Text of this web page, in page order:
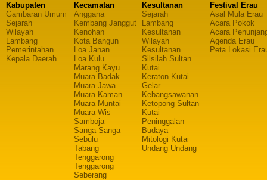
Kabupaten
Gambaran Umum
Sejarah
Wilayah
Lambang
Pemerintahan
Kepala Daerah
Kecamatan
Anggana
Kembang Janggut
Kenohan
Kota Bangun
Loa Janan
Loa Kulu
Marang Kayu
Muara Badak
Muara Jawa
Muara Kaman
Muara Muntai
Muara Wis
Samboja
Sanga-Sanga
Sebulu
Tabang
Tenggarong
Tenggarong
Seberang
Kesultanan
Sejarah
Lambang
Kesultanan
Wilayah
Kesultanan
Silsilah Sultan
Kutai
Keraton Kutai
Gelar
Kebangsawanan
Ketopong Sultan
Kutai
Peninggalan
Budaya
Mitologi Kutai
Undang Undang
Festival Erau
Asal Mula Erau
Acara Pokok
Acara
Agenda Erau
Peta Lokasi